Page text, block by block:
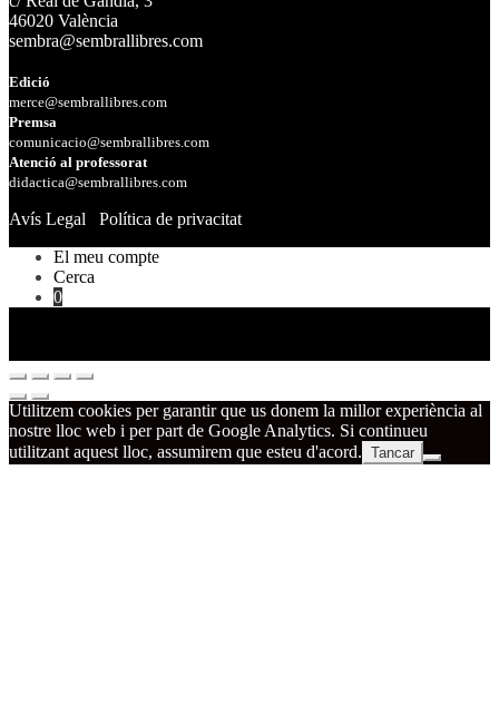
46020 València
sembra@sembrallibres.com
Edició
merce@sembrallibres.com
Premsa
comunicacio@sembrallibres.com
Atenció al professorat
didactica@sembrallibres.com
Avís Legal
Política de privacitat
El meu compte
Cerca
0
Utilitzem cookies per garantir que us donem la millor experiència al
nostre lloc web i per part de Google Analytics. Si continueu
utilitzant aquest lloc, assumirem que esteu d'acord. Tancar